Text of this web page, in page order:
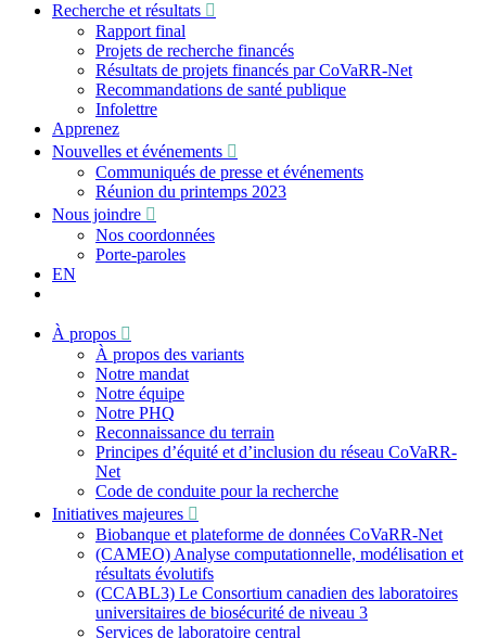
Recherche et résultats
Rapport final
Projets de recherche financés
Résultats de projets financés par CoVaRR-Net
Recommandations de santé publique
Infolettre
Apprenez
Nouvelles et événements
Communiqués de presse et événements
Réunion du printemps 2023
Nous joindre
Nos coordonnées
Porte-paroles
EN
À propos
À propos des variants
Notre mandat
Notre équipe
Notre PHQ
Reconnaissance du terrain
Principes d’équité et d’inclusion du réseau CoVaRR-
Net
Code de conduite pour la recherche
Initiatives majeures
Biobanque et plateforme de données CoVaRR-Net
(CAMEO) Analyse computationnelle, modélisation et
résultats évolutifs
(CCABL3) Le Consortium canadien des laboratoires
universitaires de biosécurité de niveau 3
Services de laboratoire central